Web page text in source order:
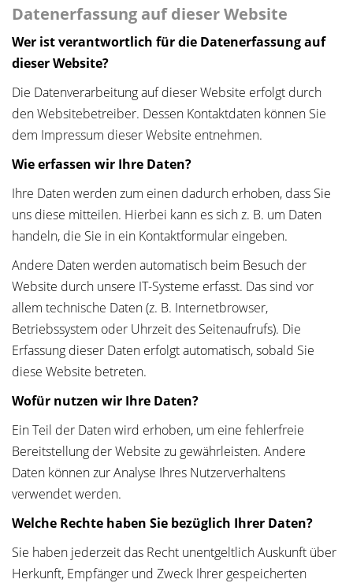
Datenerfassung auf dieser Website
Wer ist verantwortlich für die Datenerfassung auf
dieser Website?
Die Datenverarbeitung auf dieser Website erfolgt durch
den Websitebetreiber. Dessen Kontaktdaten können Sie
dem Impressum dieser Website entnehmen.
Wie erfassen wir Ihre Daten?
Ihre Daten werden zum einen dadurch erhoben, dass Sie
uns diese mitteilen. Hierbei kann es sich z. B. um Daten
handeln, die Sie in ein Kontaktformular eingeben.
Andere Daten werden automatisch beim Besuch der
Website durch unsere IT-Systeme erfasst. Das sind vor
allem technische Daten (z. B. Internetbrowser,
Betriebssystem oder Uhrzeit des Seitenaufrufs). Die
Erfassung dieser Daten erfolgt automatisch, sobald Sie
diese Website betreten.
Wofür nutzen wir Ihre Daten?
Ein Teil der Daten wird erhoben, um eine fehlerfreie
Bereitstellung der Website zu gewährleisten. Andere
Daten können zur Analyse Ihres Nutzerverhaltens
verwendet werden.
Welche Rechte haben Sie bezüglich Ihrer Daten?
Sie haben jederzeit das Recht unentgeltlich Auskunft über
Herkunft, Empfänger und Zweck Ihrer gespeicherten